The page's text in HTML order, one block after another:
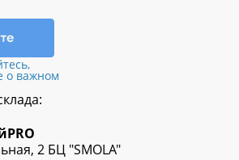
о важном
PRO
2 БЦ "SMOLA"